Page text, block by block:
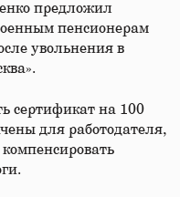
предложил
пенсионерам
увольнения в
сертификат на 100
для работодателя,